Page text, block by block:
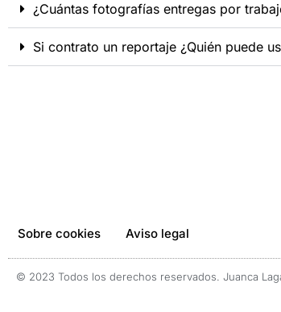
¿Cuántas fotografías entregas por
Si contrato un reportaje ¿Quién puede
Sobre cookies Aviso legal
© 2023 Todos los derechos reservados. Juanca